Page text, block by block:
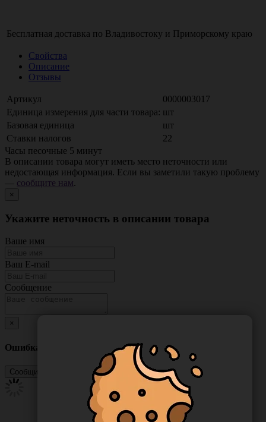
Бесплатная доставка по Владивостоку и Приморскому краю
Свойства
Описание
Отзывы
Артикул
0000003017
Единица измерения для части товара: шт
Базовая единица
шт
Ставки налогов
22
Часы песочные 5 минут
В описании товара могут иметь место неточности или
недостающая информация. Если вы заметили такую проблему
— сообщите нам.
×
Укажите неточность в описании товара
Ваше имя
Ваш E-mail
Сообщение
×
Ошибка